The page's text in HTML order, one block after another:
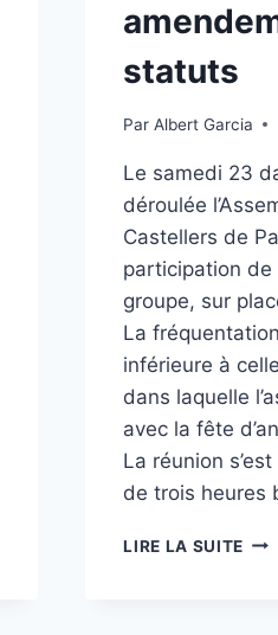
statuts
Par Albert Garcia
Le samedi 23
déroulée
Castellers de
participation
groupe, sur
La
inférieure à
dans laquelle
avec la fête
La réunion
de trois heures
LIRE LA SUITE